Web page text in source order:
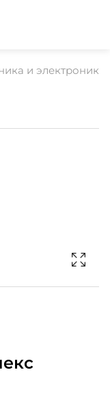
и электроника